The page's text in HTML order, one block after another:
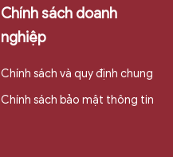
Chính sách doanh
nghiệp
Chính sách và quy định chung
Chính sách bảo mật thông tin